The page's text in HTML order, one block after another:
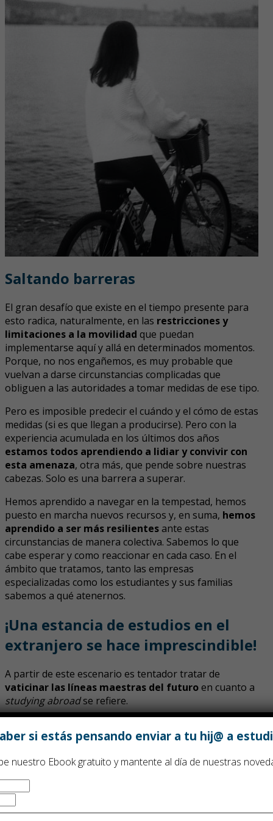
Saltando barreras
El gran desafío que existe en el tiempo presente para
esto radica, naturalmente, en las restricciones y
limitaciones a la movilidad que puedan
implementarse aquí y allá en determinados momentos.
Porque, no nos engañemos, es muy probable que
vuelvan a darse circunstancias complicadas que
obliguen a las autoridades a tomar medidas de ese tipo.
Pero es imposible predecir el cuándo y el cómo de estas
medidas (si es que llegan a producirse). Pero con la
experiencia acumulada en los últimos dos años
estamos todos aprendiendo a lidiar y convivir con
esta amenaza, otra más, que pende sobre nuestras
cabezas. Solo es una barrera a superar.
Hemos aprendido a navegar en la tempestad, hemos
puesto en marcha nuevos recursos y, en suma, hemos
aprendido a ser más resilientesante estas
circunstancias de manera colectiva. Sabemos lo que
cabe esperar y como reaccionar en cada caso. En el
ámbito que tratamos, tanto las empresas
especializadas como los estudiantes y sus familias
sabemos a qué atenernos.
¡Una estancia de estudios en el
extranjero se hace imprescindible!
A partir de este escenario es tentador tratar de
vaticinar las líneas maestras del futuroen cuanto a
studying abroadse refiere.
asistiremos aun florecimiento de la demanda (y de
más diversas modalidades, desde las estancias de
verano a los programas de intercambio. Es decir, que
cada vez más estudiantes optarán por integrar la
experiencia de estudiar fuera en secundaria o
bachillerato como parte de su currículum.
si estás pensando enviar a tu hij@ a
nuestro Ebook gratuito y mantente al día de nuestras